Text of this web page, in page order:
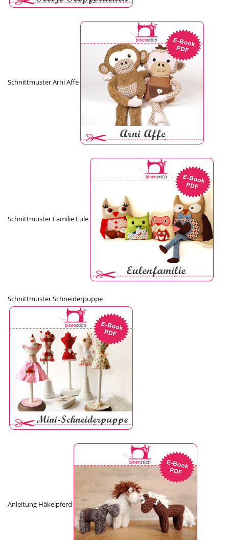
Schnittmuster Arni Affe
Schnittmuster Familie Eule
Schnittmuster Schneiderpuppe
Anleitung Häkelpferd